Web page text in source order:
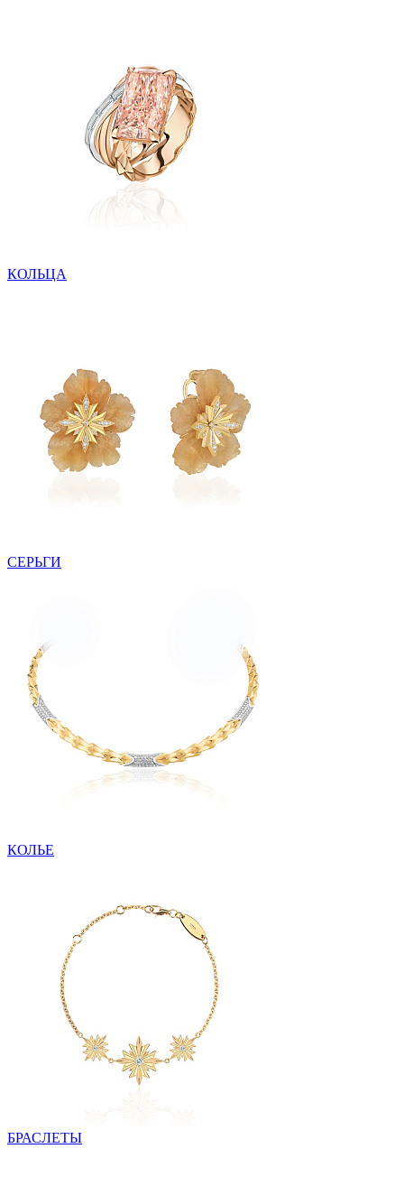
КОЛЬЦА
СЕРЬГИ
КОЛЬЕ
БРАСЛЕТЫ